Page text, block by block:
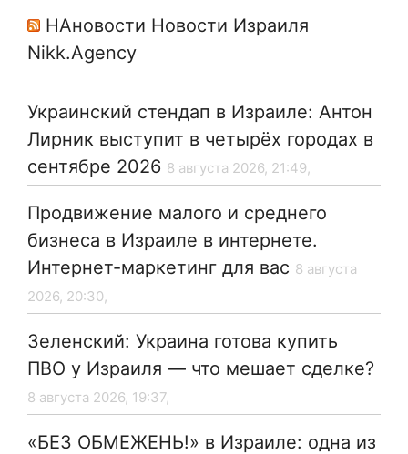
НАновости Новости Израиля
Nikk.Agency
Украинский стендап в Израиле: Антон
Лирник выступит в четырёх городах в
сентябре 2026 8 августа 2026, 21:49,
Продвижение малого и среднего
бизнеса в Израиле в интернете.
Интернет-маркетинг для вас 8 августа
2026, 20:30,
Зеленский: Украина готова купить
ПВО у Израиля — что мешает сделке?
8 августа 2026, 19:37,
«БЕЗ ОБМЕЖЕНЬ!» в Израиле: одна из